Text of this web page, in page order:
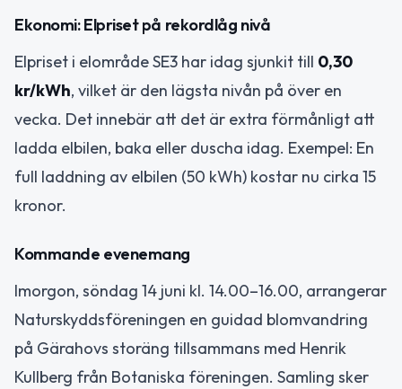
Ekonomi: Elpriset på rekordlåg nivå
Elpriset i elområde SE3 har idag sjunkit till 0,30
kr/kWh, vilket är den lägsta nivån på över en
vecka. Det innebär att det är extra förmånligt att
ladda elbilen, baka eller duscha idag. Exempel: En
full laddning av elbilen (50 kWh) kostar nu cirka 15
kronor.
Kommande evenemang
Imorgon, söndag 14 juni kl. 14.00–16.00, arrangerar
Naturskyddsföreningen en guidad blomvandring
på Gärahovs storäng tillsammans med Henrik
Kullberg från Botaniska föreningen. Samling sker